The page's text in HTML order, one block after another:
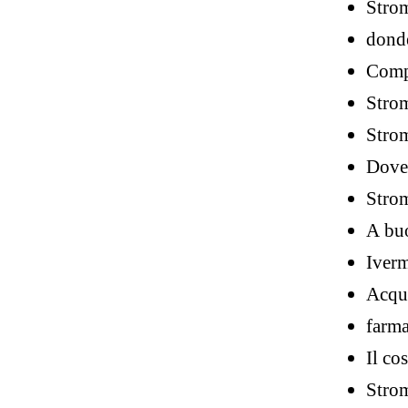
A
Il